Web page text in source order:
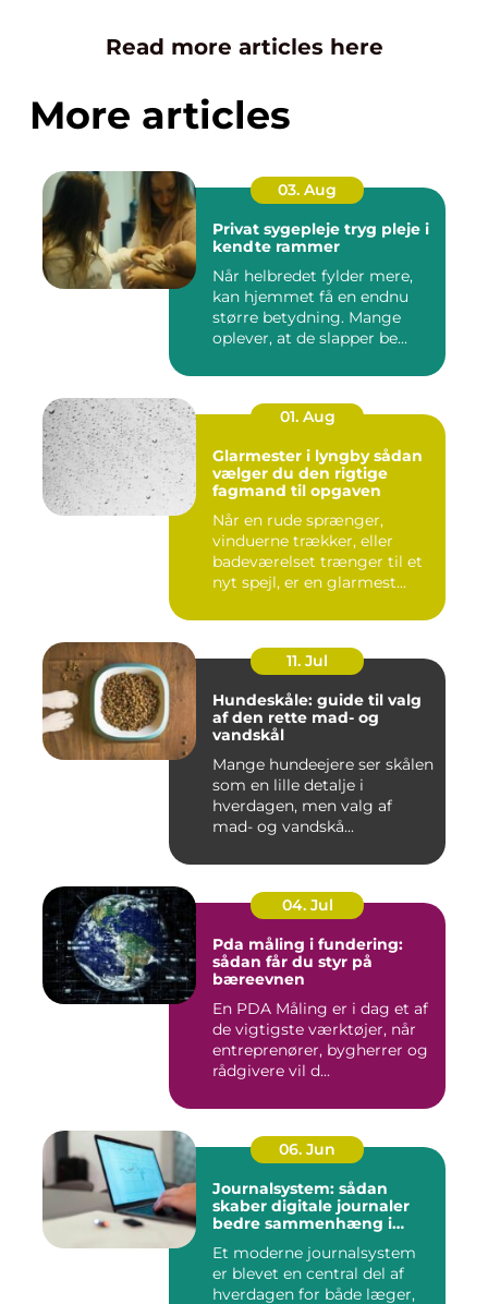
Read more articles here
More articles
03. Aug
Privat sygepleje tryg pleje i
kendte rammer
Når helbredet fylder mere,
kan hjemmet få en endnu
større betydning. Mange
oplever, at de slapper be...
01. Aug
Glarmester i lyngby sådan
vælger du den rigtige
fagmand til opgaven
Når en rude sprænger,
vinduerne trækker, eller
badeværelset trænger til et
nyt spejl, er en glarmest...
11. Jul
Hundeskåle: guide til valg
af den rette mad- og
vandskål
Mange hundeejere ser skålen
som en lille detalje i
hverdagen, men valg af
mad- og vandskå...
04. Jul
Pda måling i fundering:
sådan får du styr på
bæreevnen
En PDA Måling er i dag et af
de vigtigste værktøjer, når
entreprenører, bygherrer og
rådgivere vil d...
06. Jun
Journalsystem: sådan
skaber digitale journaler
bedre sammenhæng i
Et moderne journalsystem
er blevet en central del af
hverdagen for både læger,